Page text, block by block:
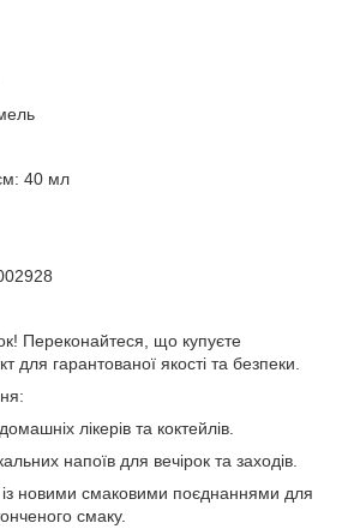
40 мл
Переконайтеся, що купуєте
для гарантованої якості та безпеки.
лікерів та коктейлів.
напоїв для вечірок та заходів.
новими смаковими поєднаннями для
смаку.